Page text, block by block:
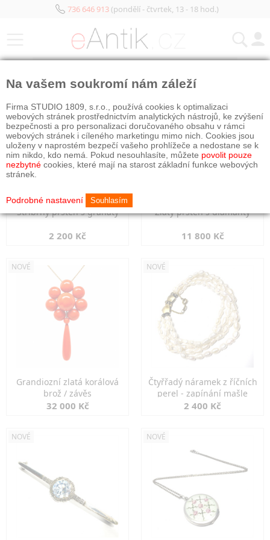
736 646 913(pondělí - čtvrtek, 13 - 18 hod.)
Stříbrný prsten s granáty
2 200 Kč
Zlatý prsten s diamanty
11 800 Kč
NOVÉ
Grandiozní zlatá korálová
brož / závěs
32 000 Kč
NOVÉ
Čtyřřadý náramek z říčních
perel - zapínání mašle
2 400 Kč
NOVÉ NOVÉ
Na vašem soukromí nám záleží
Firma STUDIO 1809, s.r.o., používá cookies k optimalizaci
webových stránek prostřednictvím analytických nástrojů, ke zvýšení
bezpečnosti a pro personalizaci doručovaného obsahu v rámci
webových stránek i cíleného marketingu mimo nich. Cookies jsou
uloženy v naprostém bezpečí vašeho prohlížeče a nedostane se k
nim nikdo, kdo nemá. Pokud nesouhlasíte, můžete povolit pouze
nezbytné cookies, které mají na starost základní funkce webových
stránek.
Podrobné nastavení Souhlasím